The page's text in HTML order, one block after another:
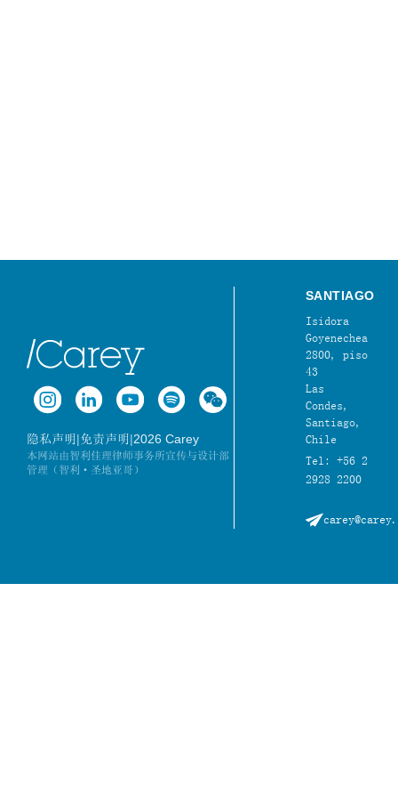
隐私声明|免责声明|2026 Carey
本网站由智利佳理律师事务所宣传与设计部
管理（智利·圣地亚哥）
SANTIAGO
Isidora
Goyenechea
2800, piso
43
Las
Condes,
Santiago,
Chile
Tel: +56 2
2928 2200